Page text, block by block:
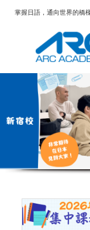
掌握日語，通向世界的橋